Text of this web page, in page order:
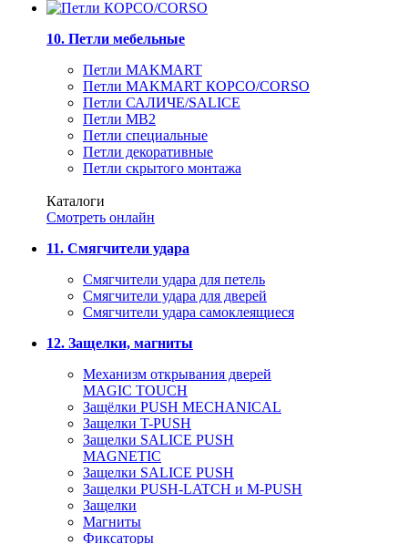
10. Петли мебельные
Петли MAKMART
Петли MAKMART КОРСО/CORSO
Петли САЛИЧЕ/SALICE
Петли MB2
Петли специальные
Петли декоративные
Петли скрытого монтажа
Каталоги
Смотреть онлайн
11. Смягчители удара
Смягчители удара для петель
Смягчители удара для дверей
Cмягчители удара самоклеящиеся
12. Защелки, магниты
Механизм открывания дверей
MAGIC TOUCH
Защёлки PUSH MECHANICAL
Защелки T-PUSH
Защелки SALICE PUSH
MAGNETIC
Защелки SALICE PUSH
Защелки PUSH-LATCH и M-PUSH
Защелки
Магниты
Фиксаторы